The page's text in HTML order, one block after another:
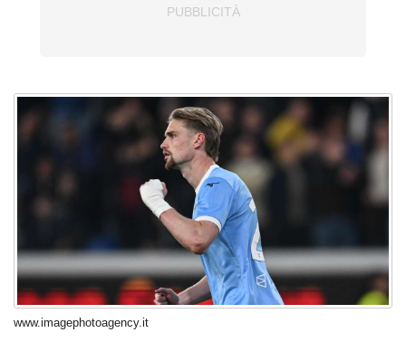
www.imagephotoagency.it